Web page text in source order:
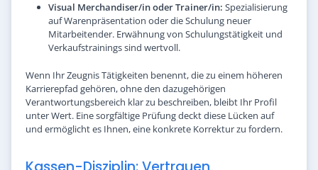
Visual Merchandiser/in oder Trainer/in: Spezialisierung
auf Warenpräsentation oder die Schulung neuer
Mitarbeitender. Erwähnung von Schulungstätigkeit und
Verkaufstrainings sind wertvoll.
Wenn Ihr Zeugnis Tätigkeiten benennt, die zu einem höheren
Karrierepfad gehören, ohne den dazugehörigen
Verantwortungsbereich klar zu beschreiben, bleibt Ihr Profil
unter Wert. Eine sorgfältige Prüfung deckt diese Lücken auf
und ermöglicht es Ihnen, eine konkrete Korrektur zu fordern.